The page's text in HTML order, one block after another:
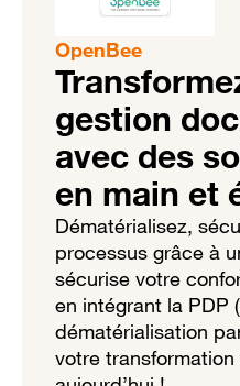
OpenBee
gestion
avec des
en main et
Dématérialisez,
processus grâce à
sécurise votre
en intégrant la PDP
dématérialisation
votre